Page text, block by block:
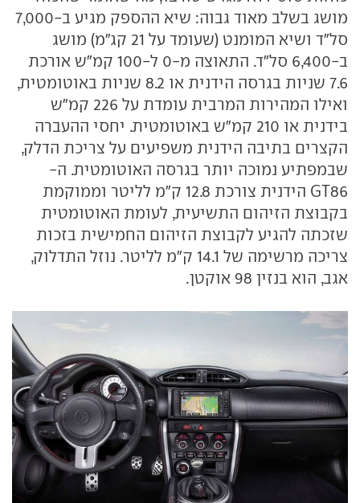
מושג בשלב מאוד גבוה: שיא ההספק מגיע ב-7,000
סל"ד ושיא המומנט (שעומד על 21 קג"מ) מושג
ב-6,400 סל"ד. התאוצה מ-0 ל-100 קמ"ש אורכת
7.6 שניות בגרסה הידנית או 8.2 שניות באוטומטית,
ואילו המהירות המרבית עומדת על 226 קמ"ש
בידנית או 210 קמ"ש באוטומטית. יחסי ההעברה
הקצרים בתיבה הידנית משפיעים על צריכת הדלק,
שבמפתיע נמוכה יותר בגרסה האוטומטית. ה-
GT86 הידנית צורכת 12.8 ק"מ לליטר וממוקמת
בקבוצת הזיהום התשיעית, לעומת האוטומטית
שזכתה להגיע לקבוצת הזיהום החמישית בזכות
צריכה מרשימה של 14.1 ק"מ לליטר. נוזל התדלוק,
אגב, הוא בנזין 98 אוקטן.